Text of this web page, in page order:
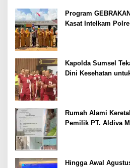
Program
Kasat Intelkam
Kapolda Sumsel
Dini Kesehatan
Rumah Alami
Pemilik PT. Aldiva
Hingga Awal